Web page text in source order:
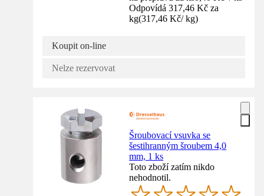
Odpovídá 317,46 Kč za
kg(317,46 Kč/ kg)
Koupit on-line
Nelze rezervovat
Šroubovací vsuvka se
šestihranným šroubem 4,0
mm, 1 ks
Toto zboží zatím nikdo
nehodnotil.